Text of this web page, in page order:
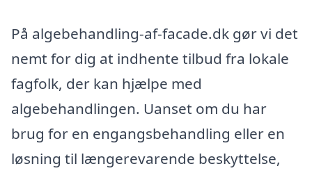
På algebehandling-af-facade.dk gør vi det
nemt for dig at indhente tilbud fra lokale
fagfolk, der kan hjælpe med
algebehandlingen. Uanset om du har
brug for en engangsbehandling eller en
løsning til længerevarende beskyttelse,